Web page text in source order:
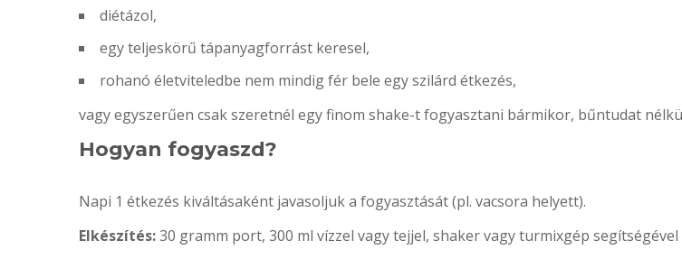
diétázol,
egy teljeskörű tápanyagforrást keresel,
rohanó életviteledbe nem mindig fér bele egy szilárd étkezés,
vagy egyszerűen csak szeretnél egy finom shake-t fogyasztani bármikor, bűntudat
Hogyan fogyaszd?
Napi 1 étkezés kiváltásaként javasoljuk a fogyasztását (pl. vacsora helyett).
Elkészítés:30 gramm port, 300 ml vízzel vagy tejjel, shaker vagy turmixgép